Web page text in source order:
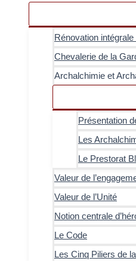
Rénovation
Chevalerie de la
Archalchimie et
Présentation
Les
Le Prestorat
Valeur de
Valeur de l’Unité
Notion centrale
Le Code
Les Cinq Piliers de